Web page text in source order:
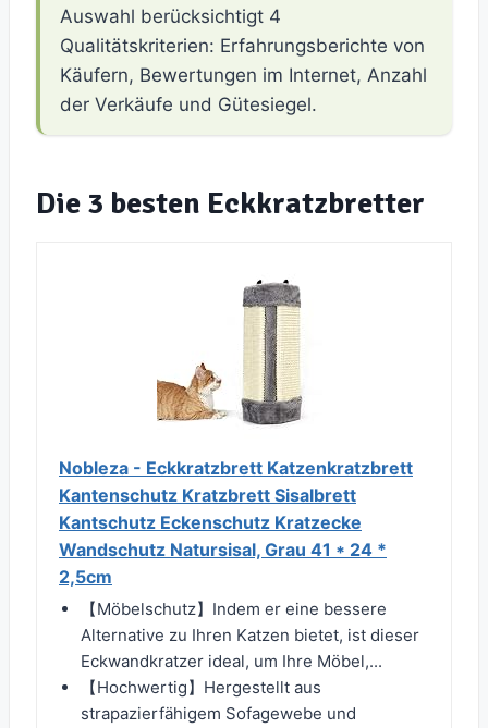
Auswahl berücksichtigt 4
Qualitätskriterien: Erfahrungsberichte von
Käufern, Bewertungen im Internet, Anzahl
der Verkäufe und Gütesiegel.
Die 3 besten Eckkratzbretter
Nobleza - Eckkratzbrett Katzenkratzbrett
Kantenschutz Kratzbrett Sisalbrett
Kantschutz Eckenschutz Kratzecke
Wandschutz Natursisal, Grau 41 * 24 *
2,5cm
【Möbelschutz】Indem er eine bessere
Alternative zu Ihren Katzen bietet, ist dieser
Eckwandkratzer ideal, um Ihre Möbel,...
【Hochwertig】Hergestellt aus
strapazierfähigem Sofagewebe und